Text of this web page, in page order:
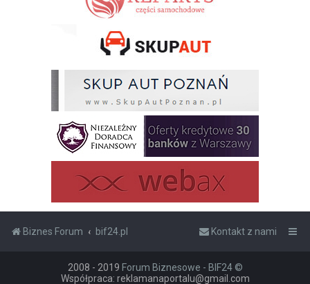
Biznes Forum bif24.pl Kontakt z nami
2008 - 2019 Forum Biznesowe - BIF24 ©
Współpraca: reklamanaportalu@gmail.com